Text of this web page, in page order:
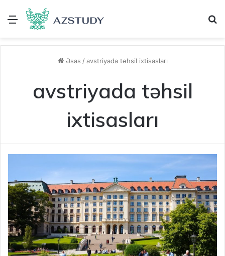
Menu
Əsas / avstriyada təhsil ixtisasları
avstriyada təhsil
ixtisasları